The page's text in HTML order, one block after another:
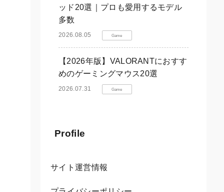
ッド20選｜プロも愛用するモデル
多数
2026.08.05 Game
【2026年版】VALORANTにおすす
めのゲーミングマウス20選
2026.07.31 Game
Profile
サイト運営情報